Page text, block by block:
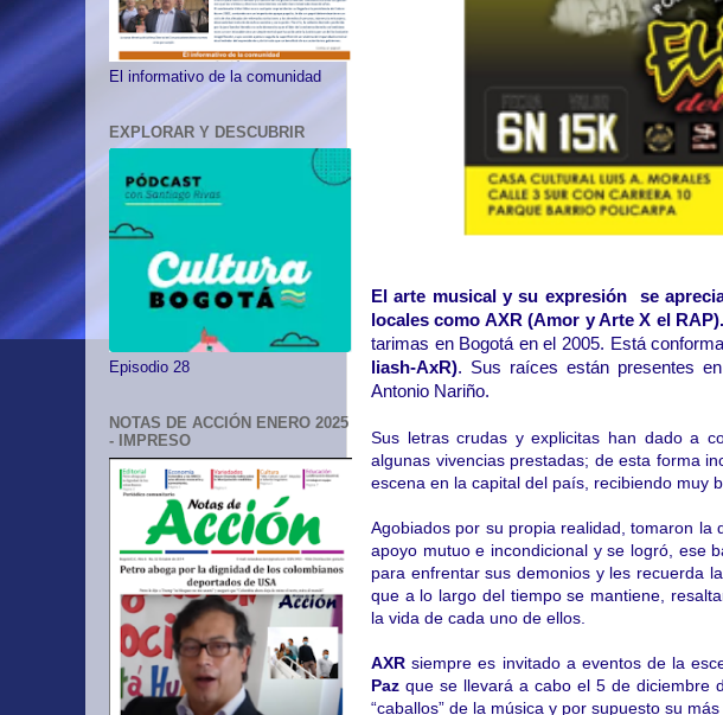
El arte musical y su expresión se
locales como AXR (Amor y Arte X el RAP).
tarimas en Bogotá en el 2005. Está
liash-AxR). Sus raíces están presentes
Antonio Nariño.
Sus letras crudas y explicitas han dado a
algunas vivencias prestadas; de esta forma
escena en la capital del país, recibiendo muy
Agobiados por su propia realidad, tomaron la
apoyo mutuo e incondicional y se logró, ese
para enfrentar sus demonios y les recuerda
que a lo largo del tiempo se mantiene,
la vida de cada uno de ellos.
AXR siempre es invitado a eventos de la
Paz que se llevará a cabo el 5 de diciembre
“caballos” de la música y por supuesto su
El informativo de la comunidad
EXPLORAR Y DESCUBRIR
Episodio 28
NOTAS DE ACCIÓN ENERO 2025
- IMPRESO